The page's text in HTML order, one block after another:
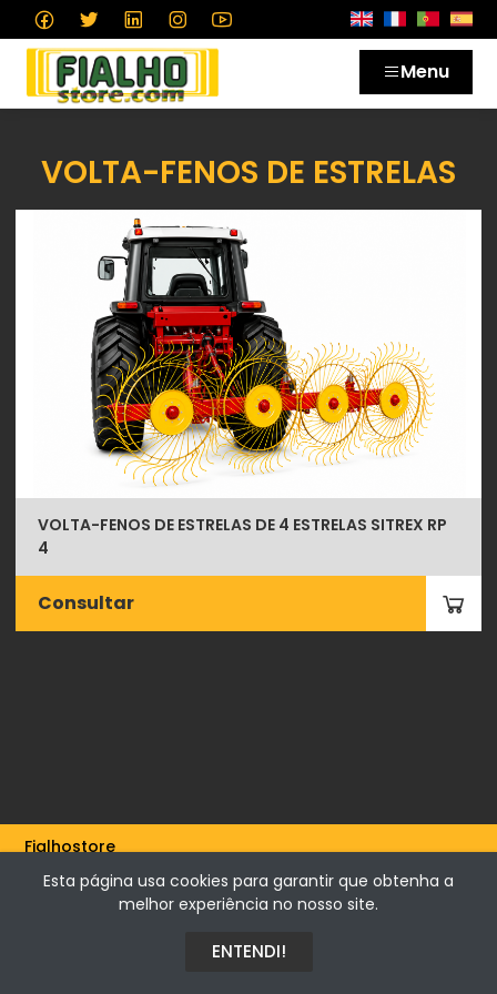
Menu
VOLTA-FENOS DE ESTRELAS
VOLTA-FENOS DE ESTRELAS DE 4 ESTRELAS SITREX RP
4
Consultar
Fialhostore
Fialho & Irmão,Lda. | Horta de Barreiros 7005-208 Évora -
Portugal | NIF 500115206
Esta página usa cookies para garantir que obtenha a
melhor experiência no nosso site.
ENTENDI!